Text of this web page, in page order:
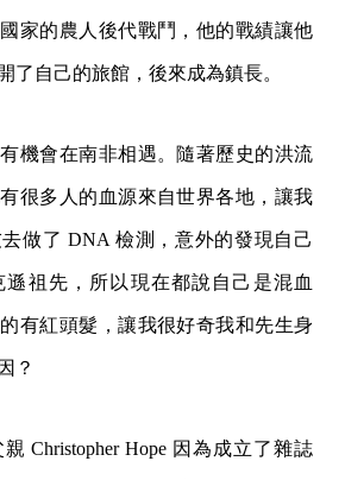
家的農人後代戰鬥，他的戰績讓他
了自己的旅館，後來成為鎮長。
機會在南非相遇。隨著歷史的洪流
很多人的血源來自世界各地，讓我
做了 DNA 檢測，意外的發現自己
遜祖先，所以現在都說自己是混血
有紅頭髮，讓我很好奇我和先生身
？
Christopher Hope 因為成立了雜誌